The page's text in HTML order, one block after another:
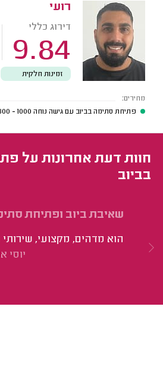
רועי
דירוג כללי
9.84
זמינות חלקית
מחירים:
פתיחת סתימה בביוב עם גישה נוחה 1000 - 800
חוות דעת אחרונות על
בביוב
שאיבת ביוב ופתיחת
הוא מדהים, מקצועי, שירותי
יוסי